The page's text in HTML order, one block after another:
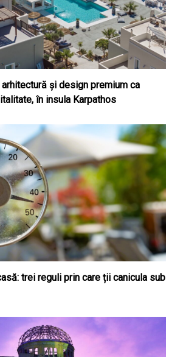
arhitectură și design premium ca
în insula Karpathos
trei reguli prin care ții canicula sub